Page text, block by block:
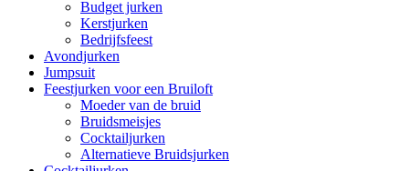
Budget jurken
Kerstjurken
Bedrijfsfeest
Avondjurken
Jumpsuit
Feestjurken voor een Bruiloft
Moeder van de bruid
Bruidsmeisjes
Cocktailjurken
Alternatieve Bruidsjurken